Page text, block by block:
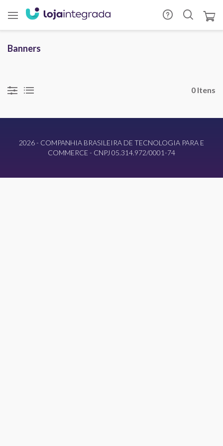
Banners
0 Itens
2026 - COMPANHIA BRASILEIRA DE TECNOLOGIA PARA E
COMMERCE - CNPJ 05.314.972/0001-74